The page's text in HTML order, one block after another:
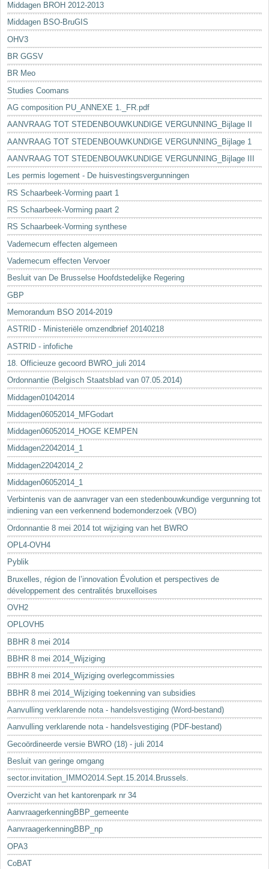
Middagen BROH 2012-2013
Middagen BSO-BruGIS
OHV3
BR GGSV
BR Meo
Studies Coomans
AG composition PU_ANNEXE 1._FR.pdf
AANVRAAG TOT STEDENBOUWKUNDIGE VERGUNNING_Bijlage II
AANVRAAG TOT STEDENBOUWKUNDIGE VERGUNNING_Bijlage 1
AANVRAAG TOT STEDENBOUWKUNDIGE VERGUNNING_Bijlage III
Les permis logement - De huisvestingsvergunningen
RS Schaarbeek-Vorming paart 1
RS Schaarbeek-Vorming paart 2
RS Schaarbeek-Vorming synthese
Vademecum effecten algemeen
Vademecum effecten Vervoer
Besluit van De Brusselse Hoofdstedelijke Regering
GBP
Memorandum BSO 2014-2019
ASTRID - Ministeriële omzendbrief 20140218
ASTRID - infofiche
18. Officieuze gecoord BWRO_juli 2014
Ordonnantie (Belgisch Staatsblad van 07.05.2014)
Middagen01042014
Middagen06052014_MFGodart
Middagen06052014_HOGE KEMPEN
Middagen22042014_1
Middagen22042014_2
Middagen06052014_1
Verbintenis van de aanvrager van een stedenbouwkundige vergunning tot
indiening van een verkennend bodemonderzoek (VBO)
Ordonnantie 8 mei 2014 tot wijziging van het BWRO
OPL4-OVH4
Pyblik
Bruxelles, région de l’innovation Évolution et perspectives de
développement des centralités bruxelloises
OVH2
OPLOVH5
BBHR 8 mei 2014
BBHR 8 mei 2014_Wijziging
BBHR 8 mei 2014_Wijziging overlegcommissies
BBHR 8 mei 2014_Wijziging toekenning van subsidies
Aanvulling verklarende nota - handelsvestiging (Word-bestand)
Aanvulling verklarende nota - handelsvestiging (PDF-bestand)
Gecoördineerde versie BWRO (18) - juli 2014
Besluit van geringe omgang
sector.invitation_IMMO2014.Sept.15.2014.Brussels.
Overzicht van het kantorenpark nr 34
AanvraagerkenningBBP_gemeente
AanvraagerkenningBBP_np
OPA3
CoBAT